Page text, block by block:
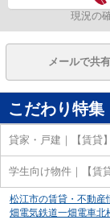
現況の
メールで共
こだわり特集
貸家・戸建｜【賃貸
学生向け物件｜【賃
松江市の賃貸・不動産
畑電気鉄道一畑電車北